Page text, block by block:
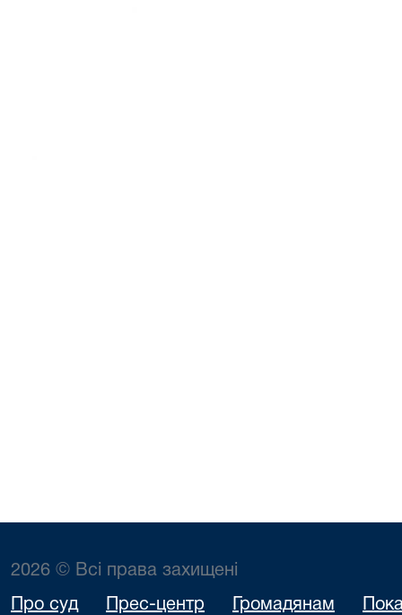
2026 © Всі права захищені
Про суд Прес-центр Громадянам